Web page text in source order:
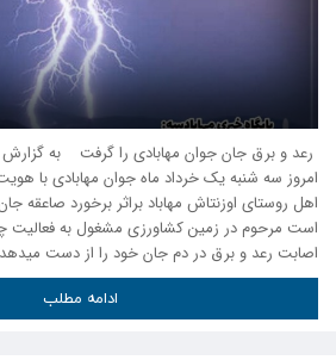
اهل روستای اوزنتاش مهاباد براثر برخورد صاعقه
است مرحوم در زمین کشاورزی مشغول به فعالیت
اصابت رعد و برق در دم جان خود را از دست میدهد
ادامه مطلب